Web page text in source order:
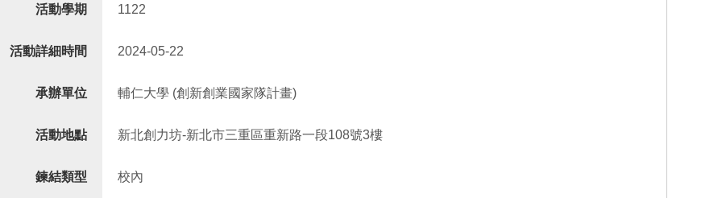
活動學期 1122
活動詳細時間 2024-05-22
承辦單位 輔仁大學 (創新創業國家隊計畫)
活動地點 新北創力坊-新北市三重區重新路一段108號3樓
鍊結類型 校內